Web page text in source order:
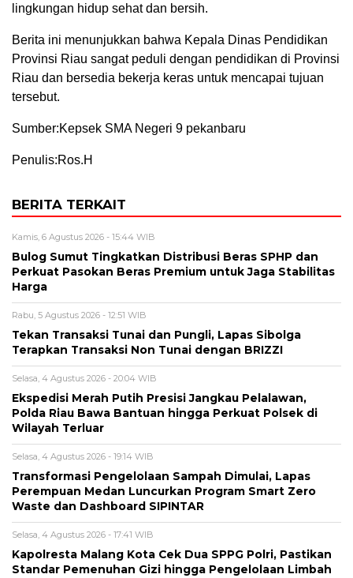
lingkungan hidup sehat dan bersih.
Berita ini menunjukkan bahwa Kepala Dinas Pendidikan
Provinsi Riau sangat peduli dengan pendidikan di Provinsi
Riau dan bersedia bekerja keras untuk mencapai tujuan
tersebut.
Sumber:Kepsek SMA Negeri 9 pekanbaru
Penulis:Ros.H
BERITA TERKAIT
Kamis, 6 Agustus 2026 - 15:44 WIB
Bulog Sumut Tingkatkan Distribusi Beras SPHP dan
Perkuat Pasokan Beras Premium untuk Jaga Stabilitas
Harga
Rabu, 5 Agustus 2026 - 12:51 WIB
Tekan Transaksi Tunai dan Pungli, Lapas Sibolga
Terapkan Transaksi Non Tunai dengan BRIZZI
Selasa, 4 Agustus 2026 - 20:04 WIB
Ekspedisi Merah Putih Presisi Jangkau Pelalawan,
Polda Riau Bawa Bantuan hingga Perkuat Polsek di
Wilayah Terluar
Selasa, 4 Agustus 2026 - 19:14 WIB
Transformasi Pengelolaan Sampah Dimulai, Lapas
Perempuan Medan Luncurkan Program Smart Zero
Waste dan Dashboard SIPINTAR
Selasa, 4 Agustus 2026 - 17:41 WIB
Kapolresta Malang Kota Cek Dua SPPG Polri, Pastikan
Standar Pemenuhan Gizi hingga Pengelolaan Limbah